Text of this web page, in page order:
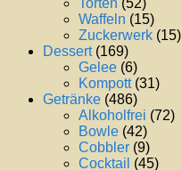
Torten (52)
Waffeln (15)
Zuckerwerk (15)
Dessert(169)
Gelee (6)
Kompott(31)
Getränke (486)
Alkoholfrei (72)
Bowle (42)
Cobbler (9)
Cocktail (45)